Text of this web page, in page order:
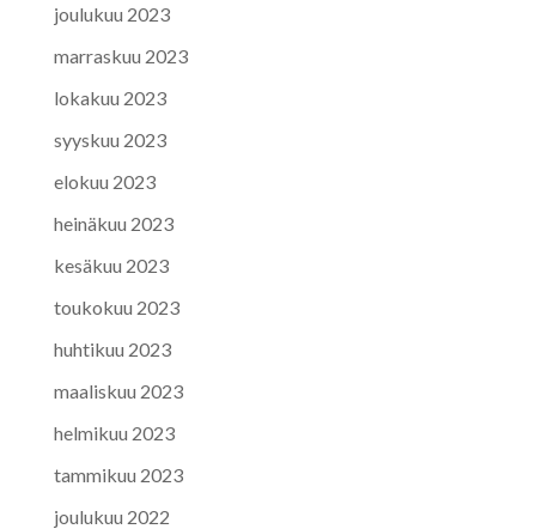
joulukuu 2023
marraskuu 2023
lokakuu 2023
syyskuu 2023
elokuu 2023
heinäkuu 2023
kesäkuu 2023
toukokuu 2023
huhtikuu 2023
maaliskuu 2023
helmikuu 2023
tammikuu 2023
joulukuu 2022